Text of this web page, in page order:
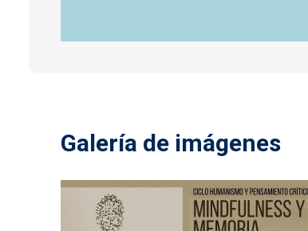
Galería de imágenes